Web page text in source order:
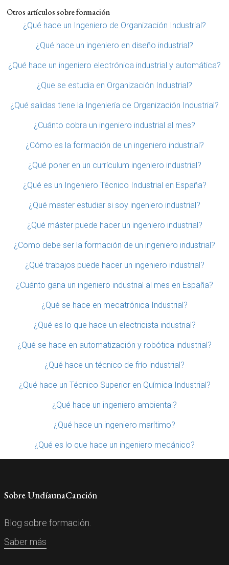
Otros artículos sobre formación
¿Qué hace un Ingeniero de Organización Industrial?
¿Qué hace un ingeniero en diseño industrial?
¿Qué hace un ingeniero electrónica industrial y automática?
¿Que se estudia en Organización Industrial?
¿Qué salidas tiene la Ingeniería de Organización Industrial?
¿Cuánto cobra un ingeniero industrial al mes?
¿Cómo es la formación de un ingeniero industrial?
¿Qué poner en un currículum ingeniero industrial?
¿Qué es un Ingeniero Técnico Industrial en España?
¿Qué master estudiar si soy ingeniero industrial?
¿Qué máster puede hacer un ingeniero industrial?
¿Como debe ser la formación de un ingeniero industrial?
¿Qué trabajos puede hacer un ingeniero industrial?
¿Cuánto gana un ingeniero industrial al mes en España?
¿Qué se hace en mecatrónica Industrial?
¿Qué es lo que hace un electricista industrial?
¿Qué se hace en automatización y robótica industrial?
¿Qué hace un técnico de frío industrial?
¿Qué hace un Técnico Superior en Química Industrial?
¿Qué hace un ingeniero ambiental?
¿Qué hace un ingeniero marítimo?
¿Qué es lo que hace un ingeniero mecánico?
Sobre UndíaunaCanción
Blog sobre formación.
Saber más